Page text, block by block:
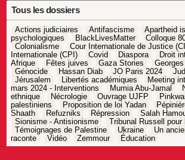
Tous les dossiers
Actions judiciaires Antifascisme Apartheid
psychologiques
BlackLivesMatter
Colloque
Colonialisme
Cour Internationale de Justice
Internationale (CPI)
Covid Diaspora Droit
Afrique
Fêtes juives Gaza Stories
Génocide
Hassan Diab JO Paris 2024
Jérusalem
Libertés académiques
Meeting
mars 2024 - Interventions
Mumia Abu-Jamal
ethnique
Nécrologie Ouvrage UJFP
palestiniens
Proposition de loi Yadan
Shaath
Refuzniks Répression Salah
Sionisme - Antisionisme
Tribunal Russell pour
Témoignages de Palestine
Ukraine
Un
raconte
Vidéo Zemmour Éducation
Navigation